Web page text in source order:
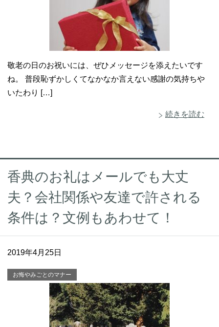
敬老の日のお祝いには、ぜひメッセージを添えたいです
ね。 普段恥ずかしくてなかなか言えない感謝の気持ちや
いたわり […]
続きを読む
香典のお礼はメールでも大丈
夫？会社関係や友達で許される
条件は？文例もあわせて！
2019年4月25日
お悔やみごとのマナー